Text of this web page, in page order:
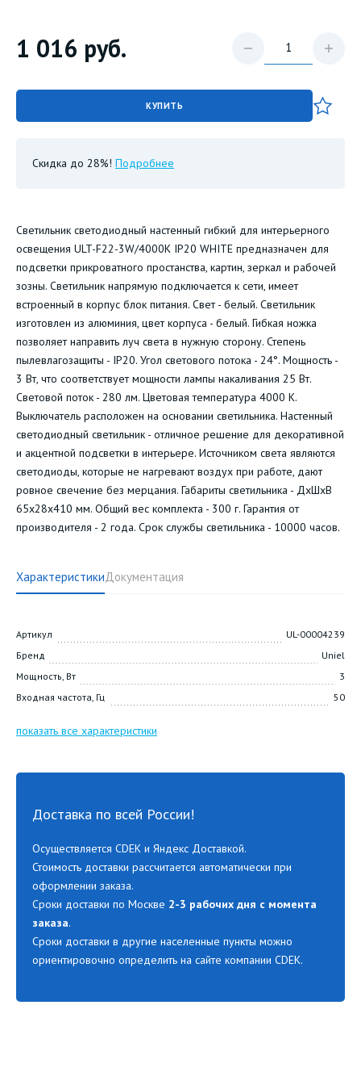
1 016 руб.
КУПИТЬ
Скидка до 28%! Подробнее
Светильник светодиодный настенный гибкий для интерьерного
освещения ULT-F22-3W/4000K IP20 WHITE предназначен для
подсветки прикроватного простанства, картин, зеркал и рабочей
зозны. Светильник напрямую подключается к сети, имеет
встроенный в корпус блок питания. Свет - белый. Светильник
изготовлен из алюминия, цвет корпуса - белый. Гибкая ножка
позволяет направить луч света в нужную сторону. Степень
пылевлагозащиты - IP20. Угол светового потока - 24°. Мощность -
3 Вт, что соответствует мощности лампы накаливания 25 Вт.
Световой поток - 280 лм. Цветовая температура 4000 К.
Выключатель расположен на основании светильника. Настенный
светодиодный светильник - отличное решение для декоративной
и акцентной подсветки в интерьере. Источником света являются
светодиоды, которые не нагревают воздух при работе, дают
ровное свечение без мерцания. Габариты светильника - ДхШхВ
65х28х410 мм. Общий вес комплекта - 300 г. Гарантия от
производителя - 2 года. Срок службы светильника - 10000 часов.
ХарактеристикиДокументация
Артикул
UL-00004239
Бренд
Uniel
Мощность, Вт
3
Входная частота, Гц
50
показать все характеристики
Доставка по всей России!
Осуществляется CDEK и Яндекс Доставкой.
Стоимость доставки рассчитается автоматически при
оформлении заказа.
Сроки доставки по Москве 2-3 рабочих дня с момента
заказа.
Сроки доставки в другие населенные пункты можно
ориентировочно определить на сайте компании CDEK.